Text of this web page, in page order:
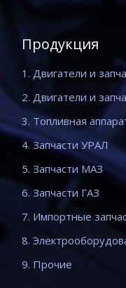
Продукция
1. Двигатели и
2. Двигатели и
3. Топливная
4. Запчасти УРАЛ
5. Запчасти МАЗ
6. Запчасти ГАЗ
7. Импортные
8.
9. Прочие